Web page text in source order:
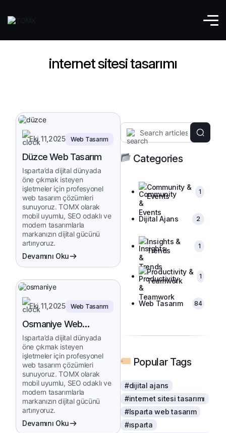
internet sitesi tasarımı
Eki 11,2025 Web Tasarım
Düzce Web Tasarım
Isparta’da dijital dünyada
öne çıkmak isteyen
işletmeler için profesyonel
web tasarım çözümleri
sunuyoruz. TOMX olarak
mobil uyumlu, SEO odaklı ve
modern tasarımlarla
markanızın dijital gücünü
artırıyoruz.
Devamını Oku
Eki 11,2025 Web Tasarım
Osmaniye Web
Tasarım
Isparta’da dijital dünyada
öne çıkmak isteyen
işletmeler için profesyonel
web tasarım çözümleri
sunuyoruz. TOMX olarak
mobil uyumlu, SEO odaklı ve
modern tasarımlarla
markanızın dijital gücünü
artırıyoruz.
Devamını Oku
Categories
Community &
Events
1
Dijital Ajans 2
Insights &
Trends
1
Productivity &
Teamwork
1
Web Tasarım 84
Popular Tags
#dijital ajans
#internet sitesi tasarımı
#Isparta web tasarım
#ısparta